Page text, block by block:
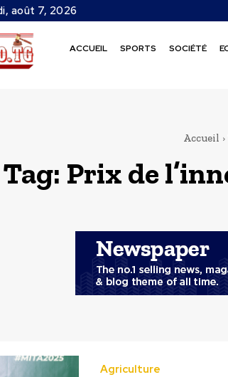
août 7, 2026
ACCUEIL SPORTS SOCIÉTÉ
Accueil
Tag: Prix de
Agriculture